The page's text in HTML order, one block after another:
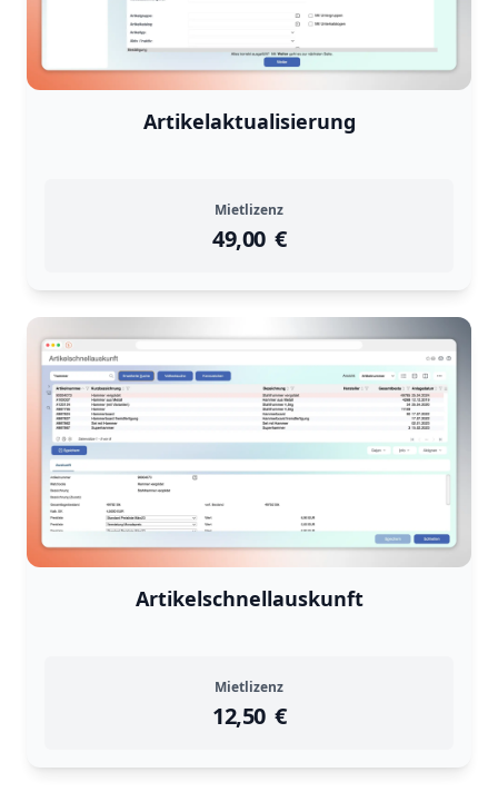
Artikelaktualisierung
Mietlizenz
49,00 €
instock
Return Policy
Artikelschnellauskunft
Mietlizenz
12,50 €
instock
Return Policy